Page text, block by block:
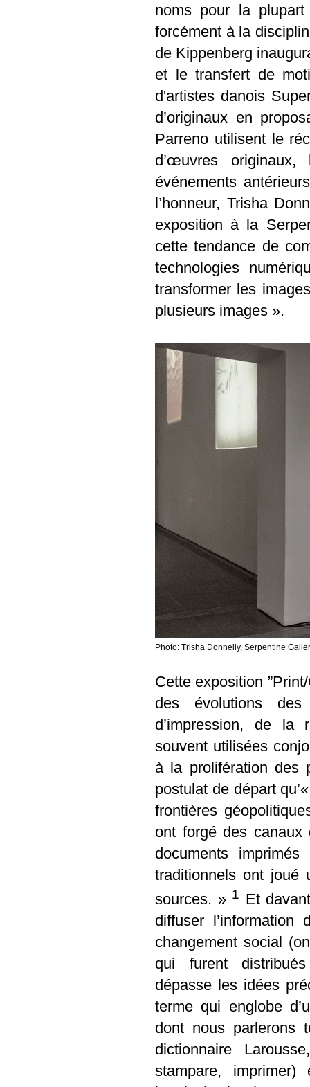
noms pour la
forcément à la
de Kippenberg
et le transfert de
d'artistes danois
d’originaux en
Parreno utilisent le
d’œuvres
événements
l’honneur, Trisha
exposition à la
cette tendance de
technologies
transformer les
plusieurs images ».
Photo: Trisha Donnelly, Serpentine
Cette exposition
des évolutions
d’impression, de la
souvent utilisées
à la prolifération des
postulat de départ
frontières
ont forgé des canaux
documents
traditionnels ont joué
sources. » 1 Et
diffuser
changement social
qui furent
dépasse les idées
terme qui englobe
dont nous parlerons
dictionnaire
stampare,